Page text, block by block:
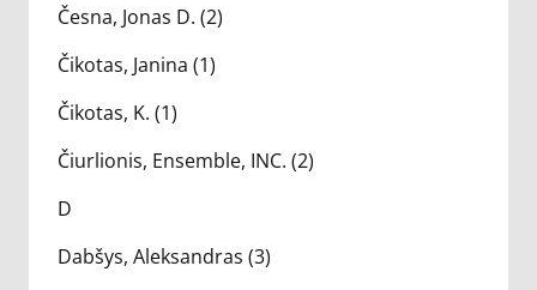
Česna, Jonas D. (2)
Čikotas, Janina (1)
Čikotas, K. (1)
Čiurlionis, Ensemble, INC. (2)
D
Dabšys, Aleksandras (3)